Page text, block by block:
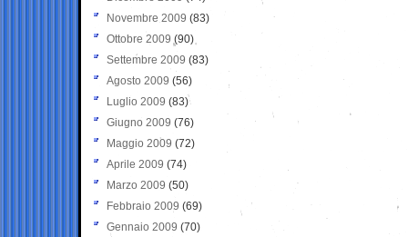
Novembre 2009 (83)
Ottobre 2009 (90)
Settembre 2009 (83)
Agosto 2009 (56)
Luglio 2009 (83)
Giugno 2009 (76)
Maggio 2009 (72)
Aprile 2009 (74)
Marzo 2009 (50)
Febbraio 2009 (69)
Gennaio 2009 (70)